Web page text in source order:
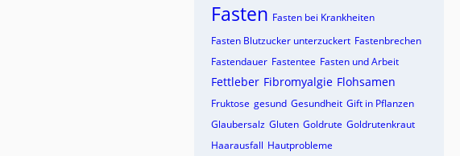
Fasten Fasten bei Krankheiten
Fasten Blutzucker unterzuckert Fastenbrechen
Fastendauer Fastentee Fasten und Arbeit
Fettleber Fibromyalgie Flohsamen
Fruktose gesund Gesundheit Gift in Pflanzen
Glaubersalz Gluten Goldrute Goldrutenkraut
Haarausfall Hautprobleme